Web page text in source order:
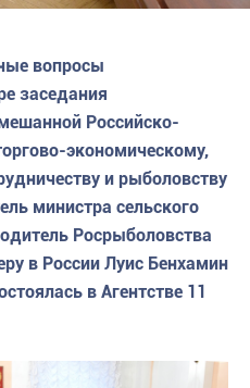
вопросы
заседания
Российско-
экономическому,
и рыболовству
министра сельского
Росрыболовства
в России Луис Бенхамин
в Агентстве 11